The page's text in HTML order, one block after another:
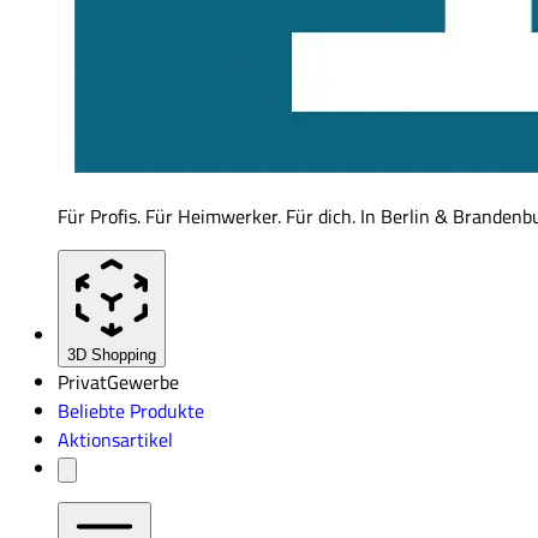
Für Profis. Für Heimwerker. Für dich. In Berlin &
3D Shopping
PrivatGewerbe
Beliebte Produkte
Aktionsartikel